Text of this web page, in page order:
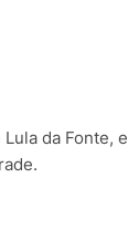
da Fonte, e